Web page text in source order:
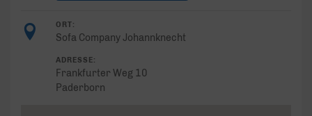
ORT:
Sofa Company Johannknecht
ADRESSE:
Frankfurter Weg 10
Paderborn